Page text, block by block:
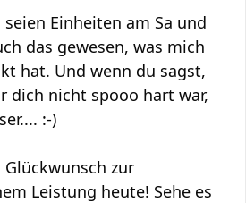
seien Einheiten am Sa und
das gewesen, was mich
hat. Und wenn du sagst,
dich nicht spooo hart war,
:-)
Glückwunsch zur
Leistung heute! Sehe es